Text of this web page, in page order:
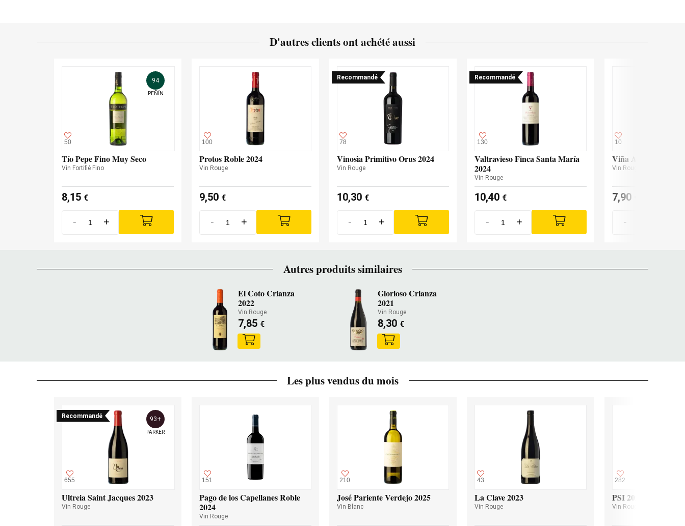
D'autres clients ont achété aussi
50
94
PEÑÍN
Tío Pepe Fino Muy Seco
Vin Fortifié Fino
8,15 €
- +
100
Protos Roble 2024
Vin Rouge
9,50 €
- +
Recommandé
78
Vinosìa Primitivo Orus 2024
Vin Rouge
10,30 €
- +
Recommandé
130
Valtravieso Finca Santa María
2024
Vin Rouge
10,40 €
- +
10
Viña Arnáiz Rioja
Vin Rouge
7,90
-
Autres produits similaires
El Coto Crianza
2022
Vin Rouge
7,85 €
Glorioso Crianza
2021
Vin Rouge
8,30 €
Les plus vendus du mois
Recommandé
655
93+
PARKER
Ultreia Saint Jacques 2023
Vin Rouge
151
Pago de los Capellanes Roble
2024
Vin Rouge
210
José Pariente Verdejo 2025
Vin Blanc
43
La Clave 2023
Vin Rouge
282
PSI 2023
Vin Rouge